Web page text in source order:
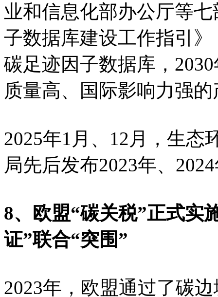
业和信息化部办公厅等
子数据库建设工作指引
碳足迹因子数据库，
质量高、国际影响力强
2025年1月、12月，生态
局先后发布2023年、
8、欧盟“碳关税”正式实
证”联合“突围”
2023年，欧盟通过了碳